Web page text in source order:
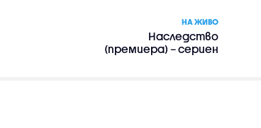
НА ЖИВО
Наследство
(премиера) – сериен